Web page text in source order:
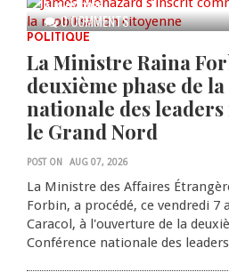
0 COMMENTS
AUG 07, 2026
POLITIQUE
La Ministre Raina
deuxième phase de
nationale des
le Grand Nord
POST ON AUG 07, 2026
La Ministre des Affaires
Forbin, a procédé, ce vendredi 7
Caracol, à l'ouverture de la
Conférence nationale des